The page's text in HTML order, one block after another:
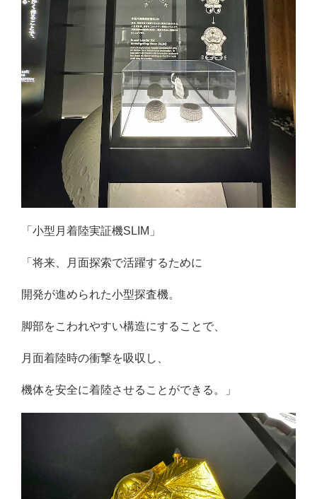
「小型月着陸実証機SLIM」
「将来、月面探索で活躍するために
開発が進められた小型探査機。
脚部をこわれやすい構造にすることで、
月面着陸時の衝撃を吸収し、
機体を安全に着陸させることができる。」